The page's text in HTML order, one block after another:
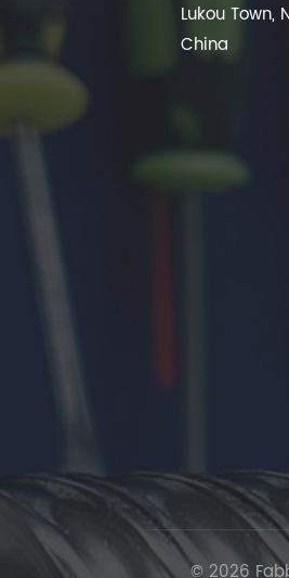
Lukou Town,
China
© 2026